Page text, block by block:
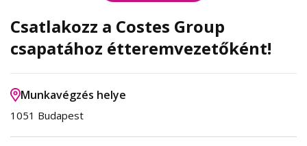
Csatlakozz a Costes Group
csapatához étteremvezetőként!
Munkavégzés helye
1051 Budapest